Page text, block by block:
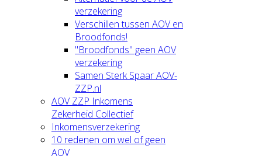
verzekering
Verschillen tussen AOV en
Broodfonds!
"Broodfonds" geen AOV
verzekering
Samen Sterk Spaar AOV-
ZZP.nl
AOV ZZP Inkomens
Zekerheid Collectief
Inkomensverzekering
10 redenen om wel of geen
AOV